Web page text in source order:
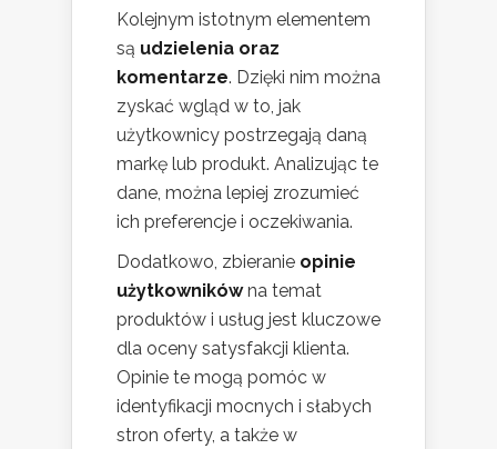
Kolejnym istotnym elementem
są udzielenia oraz
komentarze. Dzięki nim można
zyskać wgląd w to, jak
użytkownicy postrzegają daną
markę lub produkt. Analizując te
dane, można lepiej zrozumieć
ich preferencje i oczekiwania.
Dodatkowo, zbieranie opinie
użytkownikówna temat
produktów i usług jest kluczowe
dla oceny satysfakcji klienta.
Opinie te mogą pomóc w
identyfikacji mocnych i słabych
stron oferty, a także w